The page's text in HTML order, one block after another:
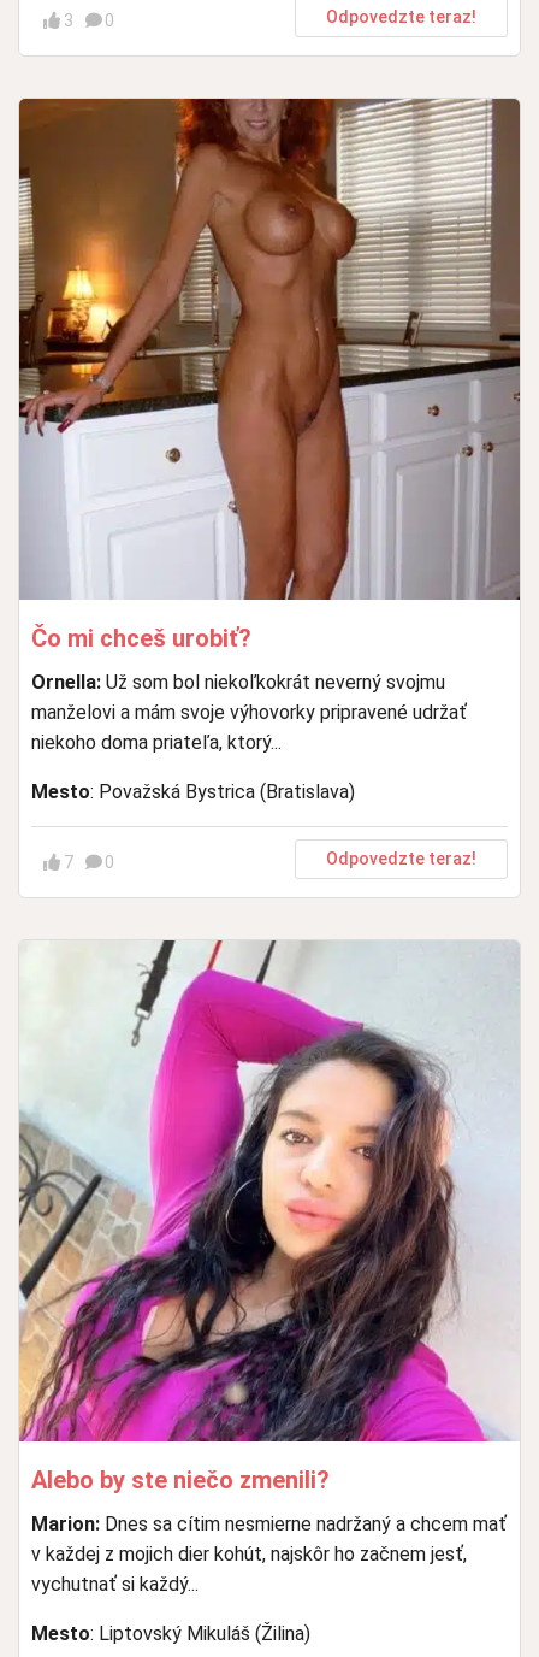
3 0 Odpovedzte teraz!
Čo mi chceš urobiť?
Ornella: Už som bol niekoľkokrát neverný svojmu
manželovi a mám svoje výhovorky pripravené udržať
niekoho doma priateľa, ktorý...
Mesto: Považská Bystrica (Bratislava)
7 0 Odpovedzte teraz!
Alebo by ste niečo zmenili?
Marion: Dnes sa cítim nesmierne nadržaný a chcem mať
v každej z mojich dier kohút, najskôr ho začnem jesť,
vychutnať si každý...
Mesto: Liptovský Mikuláš (Žilina)